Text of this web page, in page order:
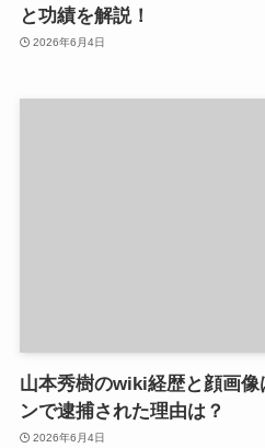
と功績を解説！
2026年6月4日
山本秀樹のwiki経歴と顔画
ンで逮捕された理由は？
2026年6月4日